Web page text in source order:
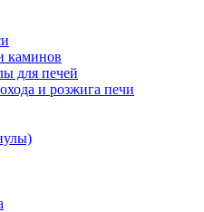
каминов
для печей
и розжига печи